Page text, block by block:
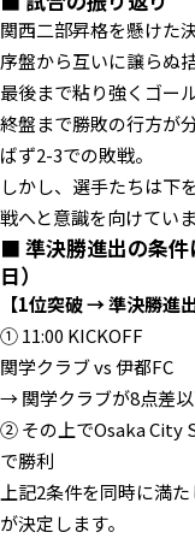
関西二部昇格を懸けた
序盤から互いに譲らぬ
最後まで粘り強くゴー
終盤まで勝敗の行方が
ばず2-3での敗戦。
しかし、選手たちは下
戦へと意識を向けていま
■ 準決勝進出の条
日）
【1位突破 → 準決勝進出
① 11:00 KICKOFF
関学クラブ vs 伊都FC
→ 関学クラブが8点差
② その上でOsaka City
で勝利
上記2条件を同時に満
が決定します。